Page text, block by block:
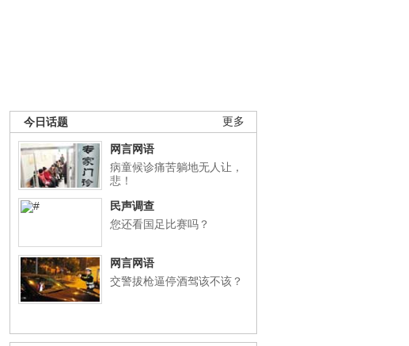
更多
今日话题
网言网语
病童候诊痛苦躺地无人让，
悲！
民声调查
您还看国足比赛吗？
网言网语
交警拔枪逼停酒驾该不该？